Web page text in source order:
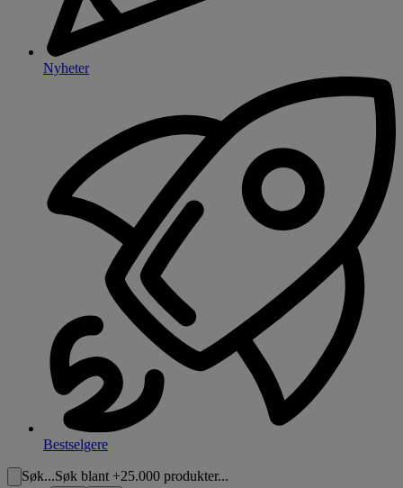
Nyheter
Bestselgere
Søk...Søk blant +25.000 produkter...